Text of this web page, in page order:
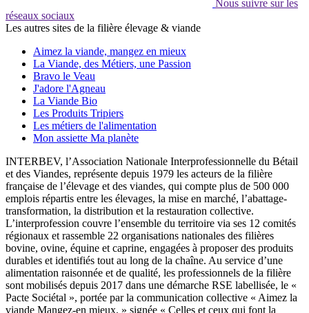
Nous suivre sur les
réseaux sociaux
Les autres sites de la filière élevage & viande
Aimez la viande, mangez en mieux
La Viande, des Métiers, une Passion
Bravo le Veau
J'adore l'Agneau
La Viande Bio
Les Produits Tripiers
Les métiers de l'alimentation
Mon assiette Ma planète
INTERBEV, l’Association Nationale Interprofessionnelle du Bétail
et des Viandes, représente depuis 1979 les acteurs de la filière
française de l’élevage et des viandes, qui compte plus de 500 000
emplois répartis entre les élevages, la mise en marché, l’abattage-
transformation, la distribution et la restauration collective.
L’interprofession couvre l’ensemble du territoire via ses 12 comités
régionaux et rassemble 22 organisations nationales des filières
bovine, ovine, équine et caprine, engagées à proposer des produits
durables et identifiés tout au long de la chaîne. Au service d’une
alimentation raisonnée et de qualité, les professionnels de la filière
sont mobilisés depuis 2017 dans une démarche RSE labellisée, le «
Pacte Sociétal », portée par la communication collective « Aimez la
viande Mangez-en mieux. » signée « Celles et ceux qui font la